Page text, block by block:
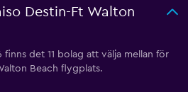
Destin-Ft Walton
det 11 bolag att välja mellan för
Beach flygplats.